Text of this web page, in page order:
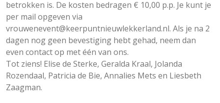
betrokken is. De kosten bedragen € 10,00 p.p. Je kunt je
per mail opgeven via
vrouwenevent@keerpuntnieuwlekkerland.nl. Als je na 2
dagen nog geen bevestiging hebt gehad, neem dan
even contact op met één van ons.
Tot ziens! Elise de Sterke, Geralda Kraal, Jolanda
Rozendaal, Patricia de Bie, Annalies Mets en Liesbeth
Zaagman.